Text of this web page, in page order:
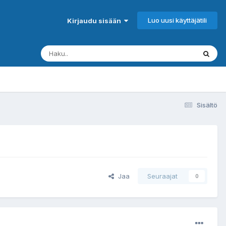
Kirjaudu sisään Luo uusi käyttäjätili
Sisältö
Jaa Seuraajat 0